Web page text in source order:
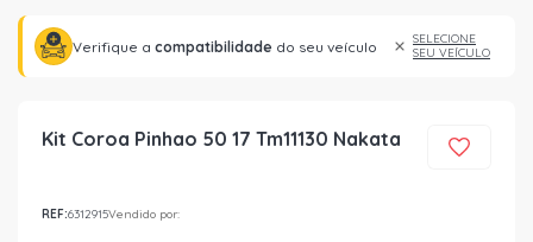
Verifique a compatibilidade do seu veículo
SELECIONE
SEU VEÍCULO
Kit Coroa Pinhao 50 17 Tm11130 Nakata
REF:6312915Vendido por: